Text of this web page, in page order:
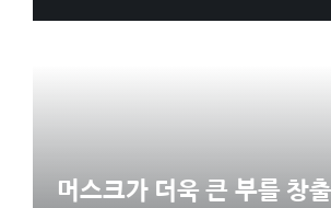
머스크가 더욱 큰 부를 창